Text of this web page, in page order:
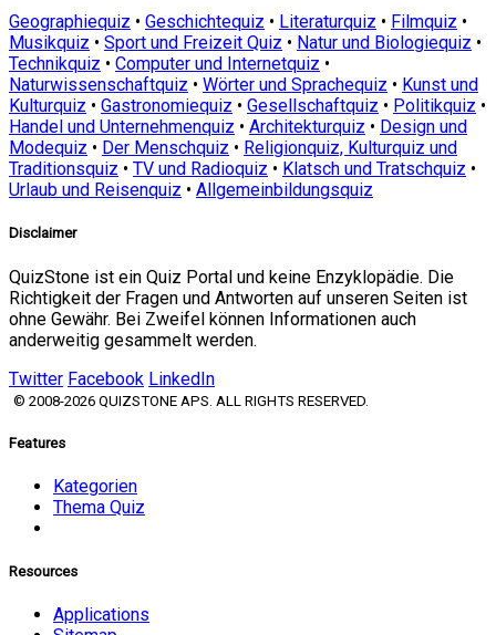
Geographiequiz • Geschichtequiz • Literaturquiz • Filmquiz •
Musikquiz • Sport und Freizeit Quiz • Natur und Biologiequiz •
Technikquiz • Computer und Internetquiz •
Naturwissenschaftquiz • Wörter und Sprachequiz • Kunst und
Kulturquiz • Gastronomiequiz • Gesellschaftquiz • Politikquiz •
Handel und Unternehmenquiz • Architekturquiz • Design und
Modequiz • Der Menschquiz • Religionquiz, Kulturquiz und
Traditionsquiz • TV und Radioquiz • Klatsch und Tratschquiz •
Urlaub und Reisenquiz • Allgemeinbildungsquiz
Disclaimer
QuizStone ist ein Quiz Portal und keine Enzyklopädie. Die
Richtigkeit der Fragen und Antworten auf unseren Seiten ist
ohne Gewähr. Bei Zweifel können Informationen auch
anderweitig gesammelt werden.
Twitter Facebook LinkedIn
© 2008-2026 QUIZSTONE APS. ALL RIGHTS RESERVED.
Features
Kategorien
Thema Quiz
Resources
Applications